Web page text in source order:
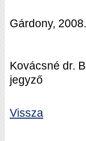
Gárdony,
Kovácsné dr.
jegyző
Vissza